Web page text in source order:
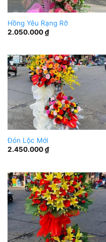
Hồng Yêu Rạng Rỡ
2.050.000₫
Đón Lộc Mới
2.450.000₫